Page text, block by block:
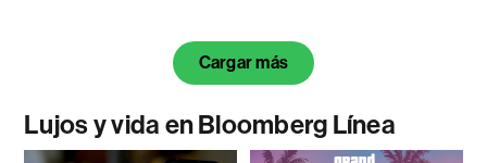
Cargar más
Lujos y vida en Bloomberg Línea